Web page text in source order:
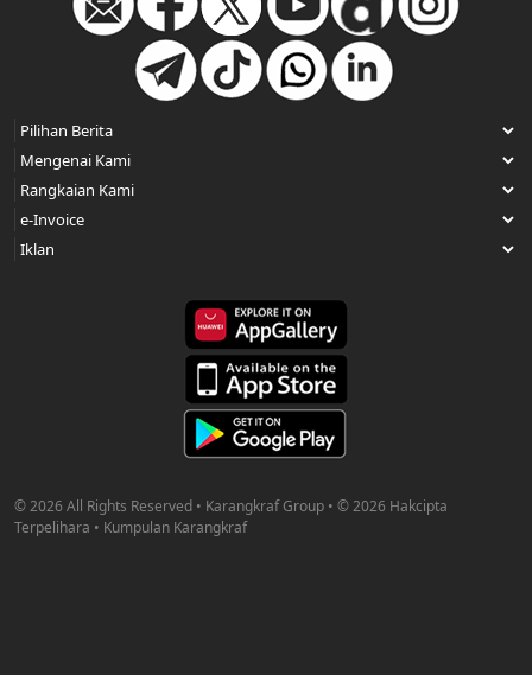
© 2026 All Rights Reserved • Karangkraf Group • © 2026 Hakcipta
Terpelihara • Kumpulan Karangkraf